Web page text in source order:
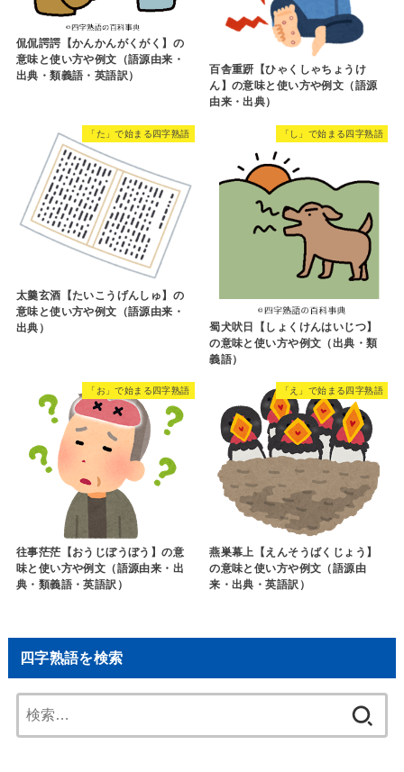
侃侃諤諤【かんかんがくがく】の
意味と使い方や例文（語源由来・
出典・類義語・英語訳）
百舎重趼【ひゃくしゃちょうけ
ん】の意味と使い方や例文（語源
由来・出典）
「た」で始まる四字熟語
太羹玄酒【たいこうげんしゅ】の
意味と使い方や例文（語源由来・
出典）
「し」で始まる四字熟語
蜀犬吠日【しょくけんはいじつ】
の意味と使い方や例文（出典・類
義語）
「お」で始まる四字熟語
往事茫茫【おうじぼうぼう】の意
味と使い方や例文（語源由来・出
典・類義語・英語訳）
「え」で始まる四字熟語
燕巣幕上【えんそうばくじょう】
の意味と使い方や例文（語源由
来・出典・英語訳）
四字熟語を検索
索: